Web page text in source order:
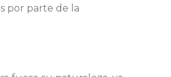
por parte de la